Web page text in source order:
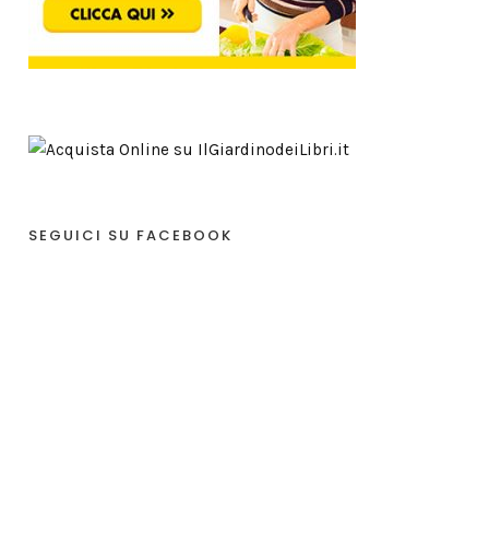
SEGUICI SU FACEBOOK